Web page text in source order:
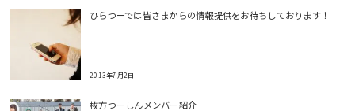
ひらつーでは皆さまからの情報提供をお待ちしております！
2013年7月2日
枚方つーしんメンバー紹介